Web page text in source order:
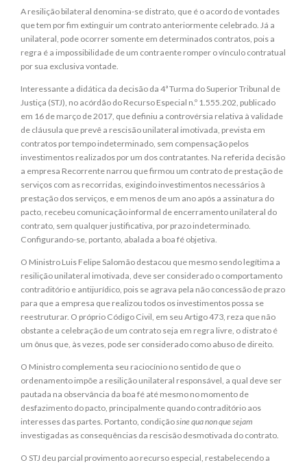
A resilição bilateral denomina-se distrato, que é o acordo de vontades
que tem por fim extinguir um contrato anteriormente celebrado. Já a
unilateral, pode ocorrer somente em determinados contratos, pois a
regra é a impossibilidade de um contraente romper o vínculo contratual
por sua exclusiva vontade.
Interessante a didática da decisão da 4ª Turma do Superior Tribunal de
Justiça (STJ), no acórdão do Recurso Especial n.º 1.555.202, publicado
em 16 de março de 2017, que definiu a controvérsia relativa à validade
de cláusula que prevê a rescisão unilateral imotivada, prevista em
contratos por tempo indeterminado, sem compensação pelos
investimentos realizados por um dos contratantes. Na referida decisão
a empresa Recorrente narrou que firmou um contrato de prestação de
serviços com as recorridas, exigindo investimentos necessários à
prestação dos serviços, e em menos de um ano após a assinatura do
pacto, recebeu comunicação informal de encerramento unilateral do
contrato, sem qualquer justificativa, por prazo indeterminado.
Configurando-se, portanto, abalada a boa fé objetiva.
O Ministro Luis Felipe Salomão destacou que mesmo sendo legítima a
resilição unilateral imotivada, deve ser considerado o comportamento
contraditório e antijurídico, pois se agrava pela não concessão de prazo
para que a empresa que realizou todos os investimentos possa se
reestruturar. O próprio Código Civil, em seu Artigo 473, reza que não
obstante a celebração de um contrato seja em regra livre, o distrato é
um ônus que, às vezes, pode ser considerado como abuso de direito.
O Ministro complementa seu raciocínio no sentido de que o
ordenamento impõe a resilição unilateral responsável, a qual deve ser
pautada na observância da boa fé até mesmo no momento de
desfazimento do pacto, principalmente quando contraditório aos
interesses das partes. Portanto, condiçãosine qua non que sejam
investigadas as consequências da rescisão desmotivada do contrato.
O STJ deu parcial provimento ao recurso especial, restabelecendo a